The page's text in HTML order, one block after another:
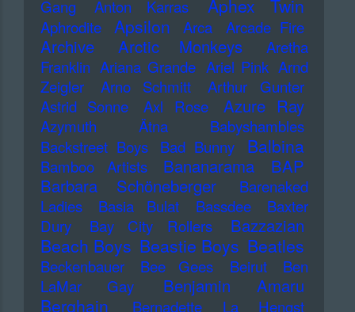
Gang
Anton Karras Aphex Twin
Aphrodite Apsilon Arca Arcade Fire
Archive Arctic Monkeys
Aretha
Franklin Ariana Grande Ariel Pink Arnd
Zeigler
Arno Schmitt
Arthur Gunter
Astrid Sonne
Axl Rose Azure Ray
Azymuth Ätna
Babyshambles
Backstreet Boys
Bad Bunny Balbina
Bamboo Artists Bananarama
BAP
Barbara Schöneberger
Barenaked
Ladies
Basia Bulat Bassdee
Baxter
Dury
Bay City Rollers Bazzazian
Beach Boys Beastie Boys Beatles
Beckenbauer Bee Gees Beirut
Ben
LaMar Gay
Benjamin Amaru
Berghain Bernadette La Hengst